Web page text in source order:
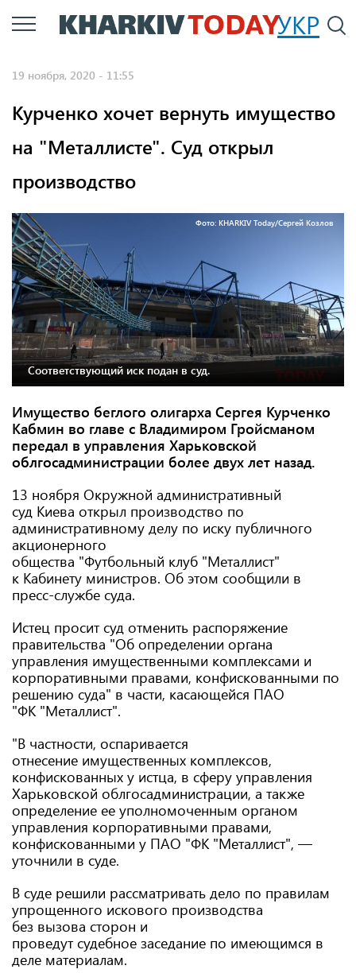
Перейти
к
УКР
19 ноября, 2020 - 11:55
Курченко хочет вернуть имущество
на "Металлисте". Суд открыл
производство
Фото: KHARKIV Today/Сергей Козлов
Соответствующий иск подан в суд.
Имущество беглого олигарха Сергея Курченко
Кабмин во главе с Владимиром Гройсманом
передал в управления Харьковской
облгосадминистрации более двух лет назад.
13 ноября Окружной административный
суд Киева открыл производство по
административному делу по иску публичного
акционерного
общества "Футбольный клуб "Металлист"
к Кабинету министров. Об этом сообщили в
пресс-службе суда.
Истец просит суд отменить распоряжение
правительства "Об определении органа
управления имущественными комплексами и
корпоративными правами, конфискованными по
решению суда" в части, касающейся ПАО
"ФК "Металлист".
"В частности, оспаривается
отнесение имущественных комплексов,
конфискованных у истца, в сферу управления
Харьковской облгосадминистрации, а также
определение ее уполномоченным органом
управления корпоративными правами,
конфискованными у ПАО "ФК "Металлист", —
уточнили в суде.
В суде решили рассматривать дело по правилам
упрощенного искового производства
без вызова сторон и
проведут судебное заседание по имеющимся в
деле материалам.